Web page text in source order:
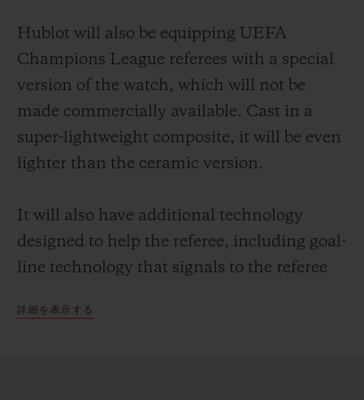
Hublot will also be equipping UEFA
Champions League referees with a special
version of the watch, which will not be
made commercially available. Cast in a
super-lightweight composite, it will be even
lighter than the ceramic version.
It will also have additional technology
designed to help the referee, including goal-
line technology that signals to the referee
whole of the line. This means that even in a
詳細を表示する